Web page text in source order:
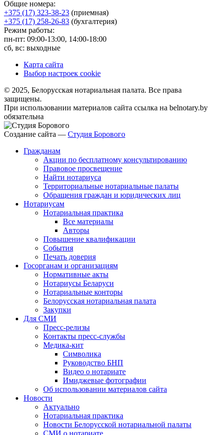
Общие номера:
+375 (17) 323-38-23 (приемная)
+375 (17) 258-26-83 (бухгалтерия)
Режим работы:
пн-пт: 09:00-13:00, 14:00-18:00
сб, вс: выходные
Карта сайта
Выбор настроек cookie
© 2025, Белорусская нотариальная палата. Все права
защищены.
При использовании материалов сайта ссылка на belnotary.by
обязательна
Создание сайта — Студия Борового
Гражданам
Акции по бесплатному консультированию
Правовое просвещение
Найти нотариуса
Территориальные нотариальные палаты
Обращения граждан и юридических лиц
Нотариусам
Нотариальная практика
Все материалы
Авторы
Повышение квалификации
События
Печать доверия
Госорганам и организациям
Нормативные акты
Нотариусы Беларуси
Нотариальные конторы
Белорусская нотариальная палата
Закупки
Для СМИ
Пресс-релизы
Контакты пресс-службы
Медика-кит
Символика
Руководство БНП
Видео о нотариате
Имиджевые фотографии
Об использовании материалов сайта
Новости
Актуально
Нотариальная практика
Новости Белорусской нотариальной палаты